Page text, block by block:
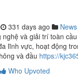
331 days ago News
nghệ và giải trí toàn
lĩnh vực, hoạt động
và đầu https://
Who Upvoted